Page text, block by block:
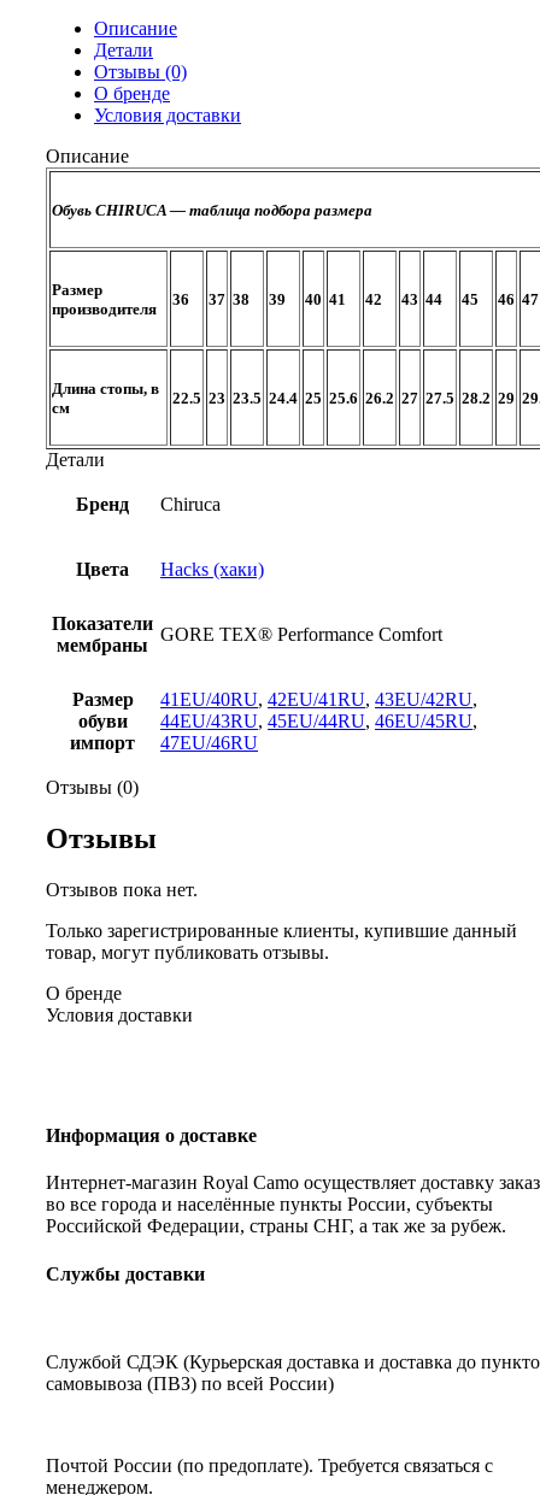
Описание
Детали
Отзывы (0)
О бренде
Условия доставки
Описание
Обувь CHIRUCA — таблица подбора размера
Размер
производителя
36 37 38 39 40 41 42 43 44 45 46 47
Длина стопы, в
cм
22.5 23 23.5 24.4 25 25.6 26.2 27 27.5 28.2 29
Детали
Бренд Chiruca
Цвета Hacks (хаки)
Показатели
мембраны
GORE TEX® Performance Comfort
Размер
обуви
импорт
41EU/40RU, 42EU/41RU, 43EU/42RU,
44EU/43RU, 45EU/44RU, 46EU/45RU,
47EU/46RU
Отзывы (0)
Отзывы
Отзывов пока нет.
Только зарегистрированные клиенты, купившие данный
товар, могут публиковать отзывы.
О бренде
Условия доставки
Информация о доставке
Интернет-магазин Royal Camo осуществляет доставку
во все города и населённые пункты России, субъекты
Российской Федерации, страны СНГ, а так же за рубеж.
Службы доставки
Службой СДЭК (Курьерская доставка и доставка до
самовывоза (ПВЗ) по всей России)
Почтой России (по предоплате). Требуется связаться с
менеджером.